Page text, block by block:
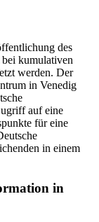
des
kumulativen
werden. Der
in Venedig
auf eine
für eine
in einem
in